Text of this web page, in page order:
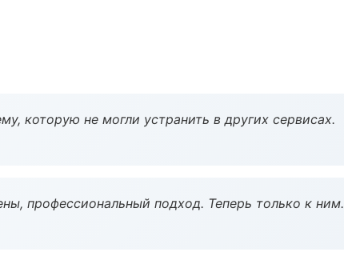
которую не могли устранить в других сервисах.
профессиональный подход. Теперь только к ним.